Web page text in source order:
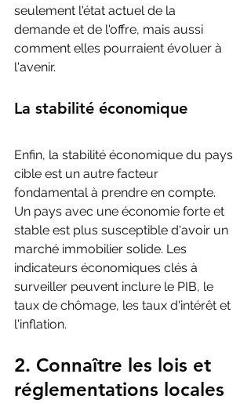
seulement l'état actuel de la
demande et de l'offre, mais aussi
comment elles pourraient évoluer à
l'avenir.
La stabilité économique
Enfin, la stabilité économique du pays
cible est un autre facteur
fondamental à prendre en compte.
Un pays avec une économie forte et
stable est plus susceptible d'avoir un
marché immobilier solide. Les
indicateurs économiques clés à
surveiller peuvent inclure le PIB, le
taux de chômage, les taux d'intérêt et
l'inflation.
2. Connaître les lois et
réglementations locales